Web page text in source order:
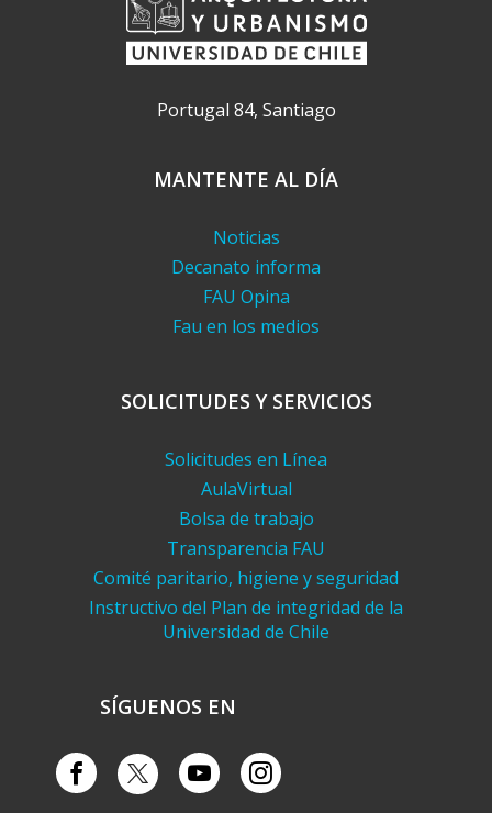
Portugal 84, Santiago
MANTENTE AL DÍA
Noticias
Decanato informa
FAU Opina
Fau en los medios
SOLICITUDES Y SERVICIOS
Solicitudes en Línea
AulaVirtual
Bolsa de trabajo
Transparencia FAU
Comité paritario, higiene y seguridad
Instructivo del Plan de integridad de la
Universidad de Chile
SÍGUENOS EN